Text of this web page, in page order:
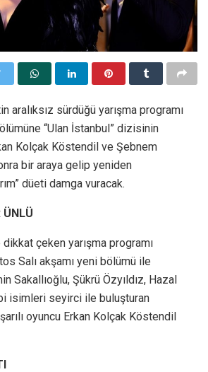
aralıksız sürdüğü yarışma programı
“Ulan İstanbul” dizisinin
Kolçak Köstendil ve Şebnem
bir araya gelip yeniden
düeti damga vuracak.
ÜNLÜ
çeken yarışma programı
Salı akşamı yeni bölümü ile
Sakallıoğlu, Şükrü Özyıldız, Hazal
isimleri seyirci ile buluşturan
oyuncu Erkan Kolçak Köstendil